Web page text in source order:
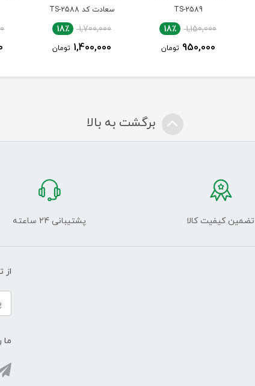
TS-2589
1,150,000 18٪
950,000 تومان
سعادت کد TS-2588
1,700,000 18٪
1,400,000 تومان
برگشت به بالا
تضمین کیفیت کالا پشتیبانی 24 ساعته
از
ما